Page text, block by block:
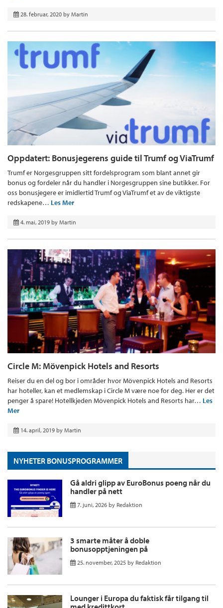
28. februar, 2020 by Martin
Oppdatert: Bonusjegerens guide til Trumf og ViaTrumf
Trumf er Norgesgruppen sitt fordelsprogram som blant annet gir
bonus og fordeler når du handler i Norgesgruppen sine butikker. For
oss bonusjegere er imidlertid Trumf og ViaTrumf et av de viktigste
redskapene… Les Mer
4. mai, 2019 by Martin
Circle M: Mövenpick Hotels and Resorts
Reiser du en del og bor i områder hvor Mövenpick Hotels and Resorts
har hoteller, kan et medlemskap i Circle M være noe for deg. Her er det
penger å spare! Hotellkjeden Mövenpick Hotels and Resorts har… Les
Mer
14. april, 2019 by Martin
NYHETER BONUSPROGRAMMER
Gå aldri glipp av EuroBonus poeng når du
handler på nett
7. juni, 2026 by Redaktion
3 smarte måter å doble
bonusopptjeningen på
25. november, 2025 by Redaktion
Lounger i Europa du faktisk får tilgang til